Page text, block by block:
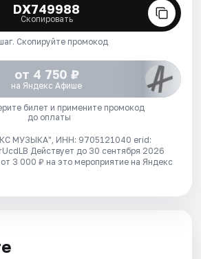
DX749988
Скопировать
Скопируйте промокод
от 4 750 ₽
на Яндекс Афише
билет и примените промокод
до оплаты
МУЗЫКА", ИНН: 9705121040 erid:
Действует до 30 сентября 2026
3 000 ₽ на это мероприятие на Яндекс